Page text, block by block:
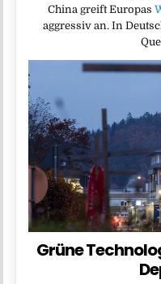
China greift Europas
aggressiv an. In
Grüne